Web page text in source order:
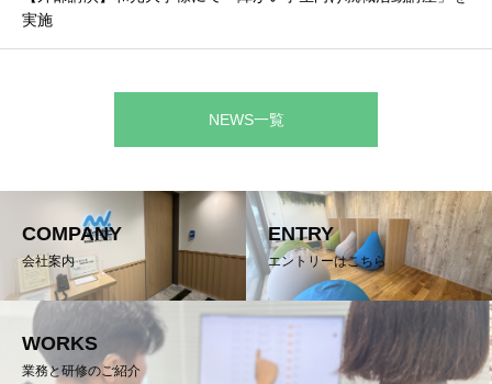
実施
NEWS一覧
COMPANY
会社案内
ENTRY
エントリーはこちら
WORKS
業務と研修のご紹介